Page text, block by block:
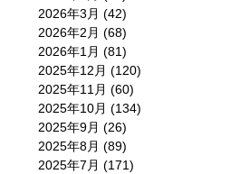
2026年3月 (42)
2026年2月 (68)
2026年1月 (81)
2025年12月 (120)
2025年11月 (60)
2025年10月 (134)
2025年9月 (26)
2025年8月 (89)
2025年7月 (171)